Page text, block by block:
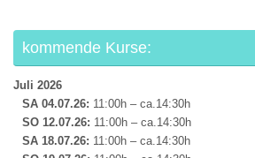
kommende Kurse:
Juli 2026
SA 04.07.26: 11:00h – ca.14:30h
SO 12.07.26: 11:00h – ca.14:30h
SA 18.07.26: 11:00h – ca.14:30h